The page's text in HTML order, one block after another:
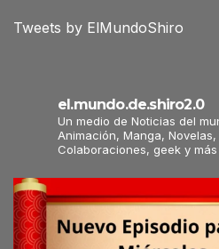
Tweets by ElMundoShiro
el.mundo.de.shiro2.0
Un medio de Noticias del
Animación, Manga,
Colaboraciones, geek y